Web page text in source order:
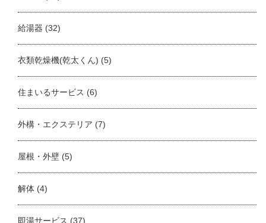
給湯器 (32)
衣類乾燥機(乾太くん) (5)
住まいるサービス (6)
外構・エクステリア (7)
屋根・外壁 (5)
解体 (4)
即湯サービス (37)